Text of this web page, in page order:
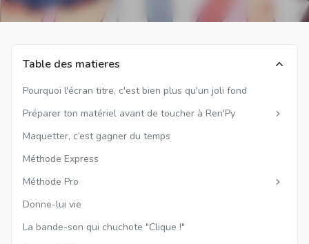
Table des matieres
Pourquoi l'écran titre, c'est bien plus qu'un joli fond
Préparer ton matériel avant de toucher à Ren'Py
Maquetter, c’est gagner du temps
Méthode Express
Méthode Pro
Donne-lui vie
La bande-son qui chuchote "Clique !"